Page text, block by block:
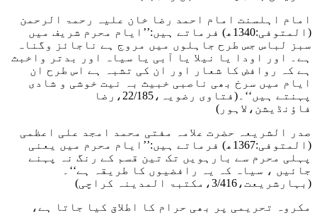
امام اہلسنت امام احمد رضا خان علیہ رحمۃ الرحمن
(المتوفی:1340ھ) فرماتے ہیں:’’ایام محرم شریف میں
سبز لباس جس طرح جاہلوں میں مروج ہے ناجائز وگناہ
ہے۔ اور اودا یا نیلا یا آبی یا سیاہ اور بدتر واخبث
ہے کہ روافض کا شعار اور ان کی تشبہ ہے اس طرح ان
ایام میں سرخ بھی ناصبی خبیث بہ نیت خوشی و شادی
پہنتے ہیں‘‘۔
(فتاوی رضویہ،22/185،رضا
فاؤنڈیشن،لاہور)
صدر الشریعہ حضرت علامہ مفتی محمد امجد علی اعظمی
(المتوفی:1367ھ) فرماتے ہیں:’’ایام محرم میں یعنی
پہلی محرم سے بارہویں تک تین قسم کے رنگ نہ پہنے
جائیں ، سیاہ کہ یہ رافضیوں کا طریقہ ہے‘‘۔
(بہارشریعت،3/416،مکتبۃ المدینہ کراچی)
مکروہ تحریمی پر بھی حرام کا اطلاق کیا جاتا ہے،